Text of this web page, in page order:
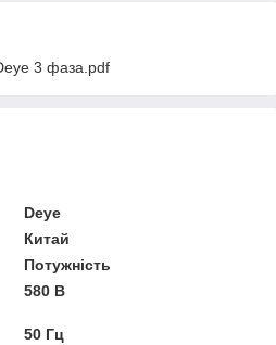
3 фаза.pdf
Deye
Китай
Потужність
580 В
50 Гц